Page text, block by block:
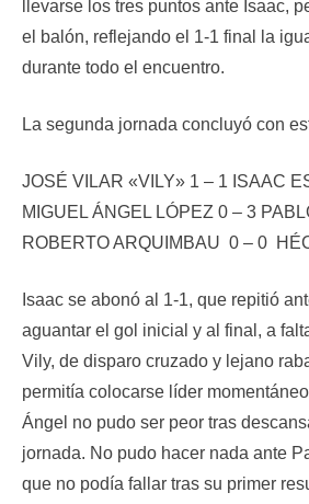
llevarse los tres puntos ante Isaac,
el balón, reflejando el 1-1 final la
durante todo el encuentro.
La segunda jornada concluyó con
JOSÉ VILAR «VILY» 1 – 1 ISAAC
MIGUEL ÁNGEL LÓPEZ 0 – 3
ROBERTO ARQUIMBAU 0 – 0
Isaac se abonó al 1-1, que repitió
aguantar el gol inicial y al final, a
Vily, de disparo cruzado y lejano
permitía colocarse líder
Ángel no pudo ser peor tras
jornada. No pudo hacer nada ante
que no podía fallar tras su primer